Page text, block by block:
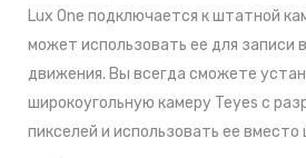
Lux One подключается к штатной
может использовать ее для записи
движения. Вы всегда сможете
широкоугольную камеру Teyes c
пикселей и использовать ее